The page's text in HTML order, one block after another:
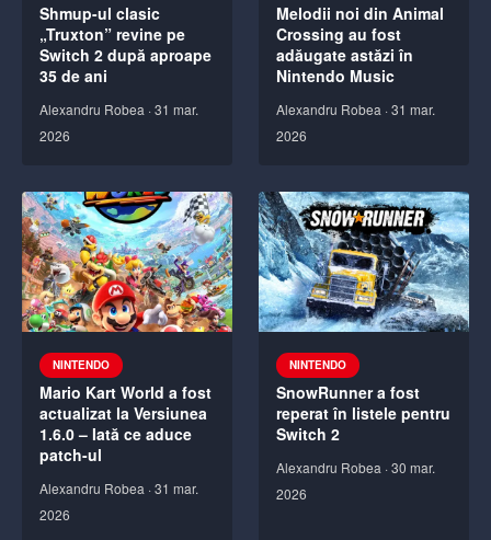
Shmup-ul clasic
„Truxton” revine pe
Switch 2 după aproape
35 de ani
Alexandru Robea ·31 mar.
2026
Melodii noi din Animal
Crossing au fost
adăugate astăzi în
Nintendo Music
Alexandru Robea ·31 mar.
2026
NINTENDO
Mario Kart World a fost
actualizat la Versiunea
1.6.0 – Iată ce aduce
patch-ul
Alexandru Robea ·31 mar.
2026
NINTENDO
SnowRunner a fost
reperat în listele pentru
Switch 2
Alexandru Robea ·30 mar.
2026